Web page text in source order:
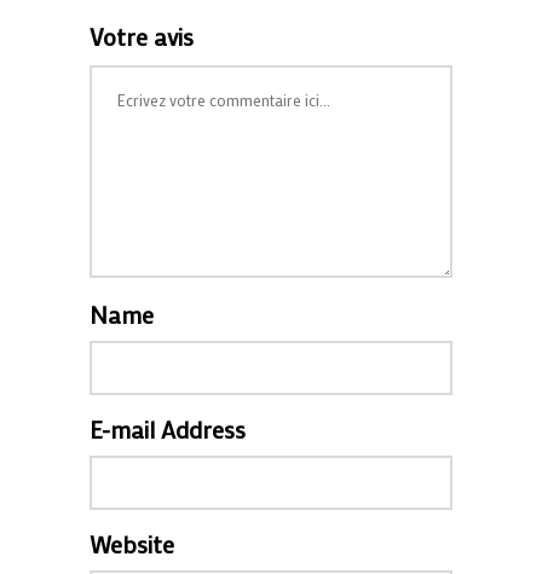
Votre avis
Name
E-mail Address
Website